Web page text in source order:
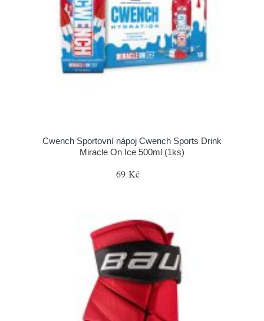
Cwench Sportovní nápoj Cwench Sports Drink
Miracle On Ice 500ml (1ks)
69 Kč